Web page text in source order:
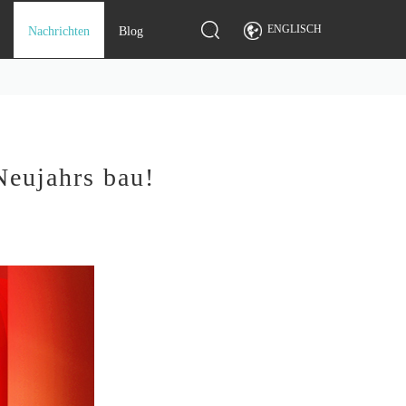
Nachrichten Blog ENGLISCH
bau!